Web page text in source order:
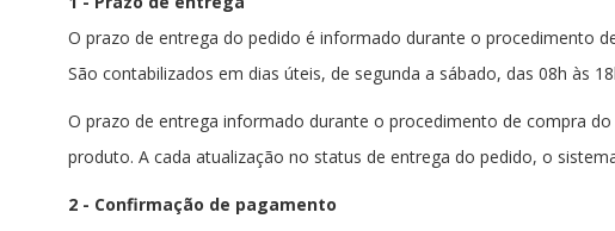
O prazo de entrega do pedido é informado durante o procedimento
São contabilizados em dias úteis, de segunda a sábado, das 08h às
O prazo de entrega informado durante o procedimento de compra
produto. A cada atualização no status de entrega do pedido, o
2 - Confirmação de pagamento